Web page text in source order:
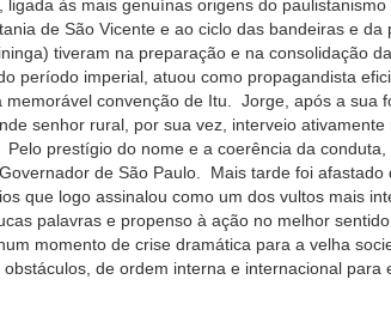
genuínas origens do paulistanismo
de São Vicente e ao ciclo das bandeiras e da
tiveram na preparação e na consolidação
período imperial, atuou como propagandista
convenção de Itu. Jorge, após a sua
senhor rural, por sua vez, interveio ativamente
prestígio do nome e a coerência da
de São Paulo. Mais tarde foi afastado
que logo assinalou como um dos vultos mais
palavras e propenso à ação no melhor sentido
momento de crise dramática para a velha
de ordem interna e internacional para